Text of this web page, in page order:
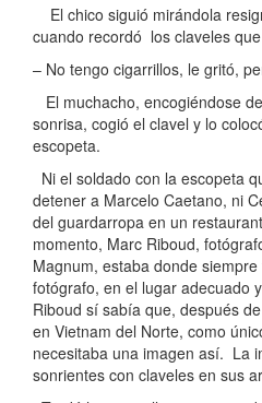
El chico siguió mirándola
cuando recordó los claveles
– No tengo cigarrillos, le gritó,
El muchacho, encogiéndose
sonrisa, cogió el clavel y lo
escopeta.
Ni el soldado con la escopeta
detener a Marcelo Caetano, ni
del guardarropa en un
momento, Marc Riboud,
Magnum, estaba donde
fotógrafo, en el lugar adecuado
Riboud sí sabía que, después
en Vietnam del Norte, como
necesitaba una imagen así. La
sonrientes con claveles en sus